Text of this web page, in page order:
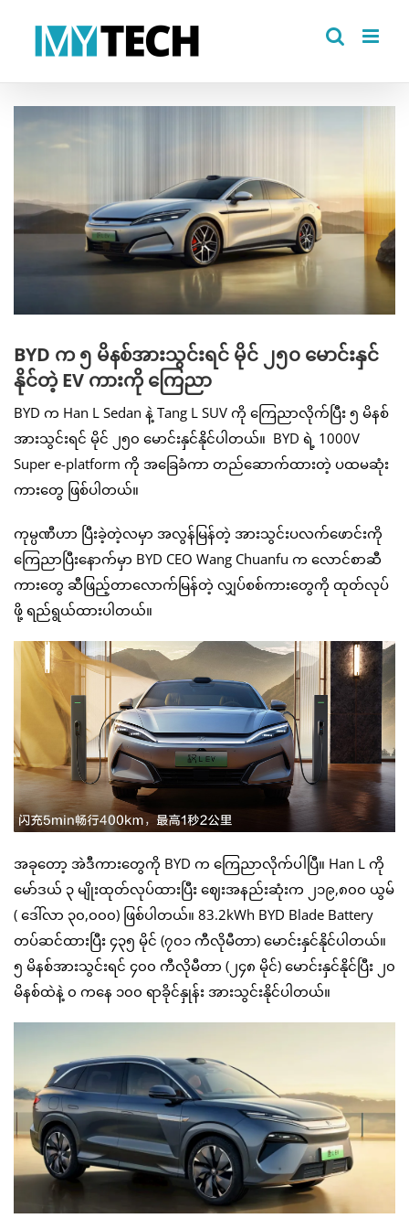
View
BYD က ၅ မိနစ်အားသွင်းရင် မိုင် ၂၅၀ မောင်းနှင်
နိုင်တဲ့ EV ကားကို ကြေညာ
BYD က Han L Sedan နဲ့ Tang L SUV ကို ကြေညာလိုက်ပြီး ၅ မိနစ်
အားသွင်းရင် မိုင် ၂၅၀ မောင်းနှင်နိုင်ပါတယ်။ BYD ရဲ့ 1000V
Super e-platform ကို အခြေခံကာ တည်ဆောက်ထားတဲ့ ပထမဆုံး
ကားတွေ ဖြစ်ပါတယ်။
ကုမ္ပဏီဟာ ပြီးခဲ့တဲ့လမှာ အလွန်မြန်တဲ့ အားသွင်းပလက်ဖောင်းကို
ကြေညာပြီးနောက်မှာ BYD CEO Wang Chuanfu က လောင်စာဆီ
ကားတွေ ဆီဖြည့်တာလောက်မြန်တဲ့ လျှပ်စစ်ကားတွေကို ထုတ်လုပ်
ဖို့ ရည်ရွယ်ထားပါတယ်။
အခုတော့ အဲဒီကားတွေကို BYD က ကြေညာလိုက်ပါပြီ။ Han L ကို
မော်ဒယ် ၃ မျိုးထုတ်လုပ်ထားပြီး ဈေးအနည်းဆုံးက ၂၁၉,၈၀၀ ယွမ်
( ဒေါ်လာ ၃၀,၀၀၀) ဖြစ်ပါတယ်။ 83.2kWh BYD Blade Battery
တပ်ဆင်ထားပြီး ၄၃၅ မိုင် (၇၀၁ ကီလိုမီတာ) မောင်းနှင်နိုင်ပါတယ်။
၅ မိနစ်အားသွင်းရင် ၄၀၀ ကီလိုမီတာ (၂၄၈ မိုင်) မောင်းနှင်နိုင်ပြီး ၂၀
မိနစ်ထဲနဲ့ ၀ ကနေ ၁၀၀ ရာခိုင်နှုန်း အားသွင်းနိုင်ပါတယ်။